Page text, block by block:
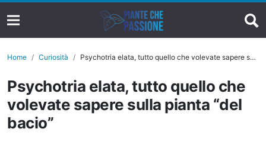
Home Curiosità Psychotria elata, tutto quello che volevate sapere sulla pianta “del bacio”
Psychotria elata, tutto quello che
volevate sapere sulla pianta “del
bacio”